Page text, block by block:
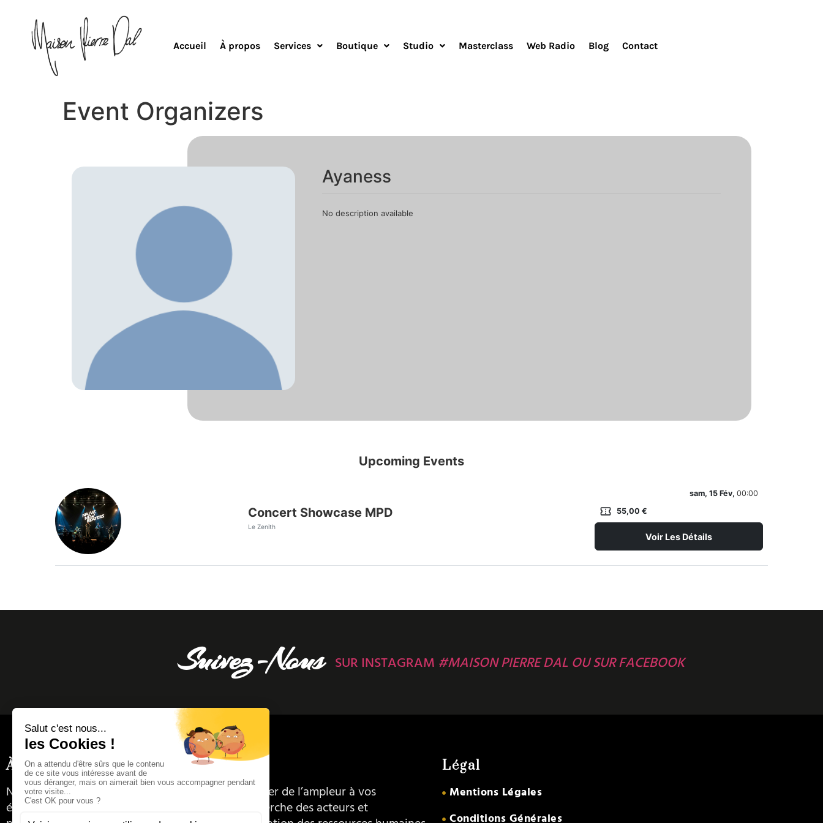
Accueil À propos Services Boutique Studio Masterclass Web Radio Blog Contact
Event Organizers
Ayaness
No description available
Upcoming Events
Concert Showcase MPD
Le Zenith
sam, 15 Fév, 00:00
confirmation_number 55,00 €
Voir Les Détails
Suivez-Nous SUR INSTAGRAM #MAISON PIERRE DAL OU SUR FACEBOOK
À propos
Nous sommes votre partenaire complet pour donner de l’ampleur à vos
événements. De la gestion des musiciens à la recherche des acteurs et
Légal
Mentions Légales
Conditions Générales